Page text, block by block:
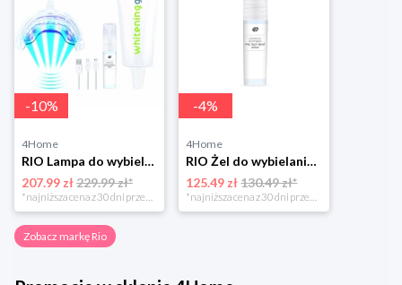
-10%
4Home
RIO Lampa do wybielania zębów Rio
207.99 zł229.99 zł*
-4%
4Home
RIO Żel do wybielania zębów 30 ml + spray 4,5 ml Rio
125.49 zł 130.49 zł*
Zobacz markę Rio